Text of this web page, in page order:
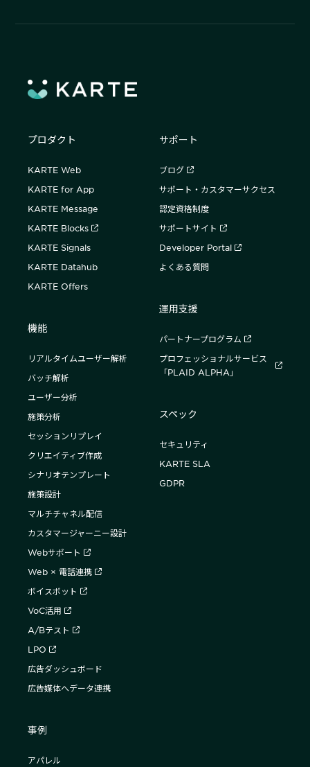
プロダクト
KARTE Web
KARTE for App
KARTE Message
KARTE Blocks
KARTE Signals
KARTE Datahub
KARTE Offers
機能
リアルタイムユーザー解析
バッチ解析
ユーザー分析
施策分析
セッションリプレイ
クリエイティブ作成
シナリオテンプレート
施策設計
マルチチャネル配信
カスタマージャーニー設計
Webサポート
Web × 電話連携
ボイスボット
VoC活用
A/Bテスト
LPO
広告ダッシュボード
広告媒体へデータ連携
事例
アパレル
サポート
ブログ
サポート・カスタマーサクセス
認定資格制度
サポートサイト
Developer Portal
よくある質問
運用支援
パートナープログラム
プロフェッショナルサービス
「PLAID ALPHA」
スペック
セキュリティ
KARTE SLA
GDPR